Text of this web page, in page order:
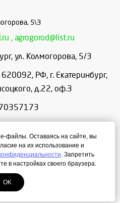
5\3
, agrogorod@list.ru
, ул. Колмогорова, 5/3
РФ, г. Екатеринбург,
д.22, оф.3
с 9:00 до 18:00
— ЛегионА
файлы. Оставаясь на сайте, вы
на их использование и
. Запретить
в настройках своего браузера.
OK